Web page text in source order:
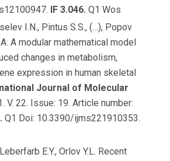
IF 3.046. Q1 Wos
I.N., Pintus S.S., (…), Popov
A modular mathematical model
changes in metabolism,
expression in human skeletal
Journal of Molecular
V. 22. Issue: 19. Article number:
Q1 Doi: 10.3390/ijms221910353.
E.Y., Orlov Y.L. Recent